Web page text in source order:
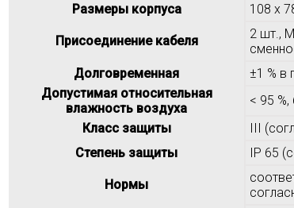
Размеры корпуса
108 x
Присоединение кабеля
2 шт.,
Долговременная
±1 % в
Допустимая относительная
влажность воздуха
< 95
Класс защиты
III
Степень защиты
IP 65
Нормы